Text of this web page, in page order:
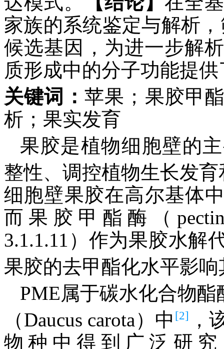
家族的系统鉴定与解析
候选基因，为进一步解
质形成中的分子功能提
关键词： 苹果；果胶甲
析；果实发育
果胶是植物细胞壁的
整性、调控植物生长发
细胞壁果胶在高尔基体
而果胶甲酯酶（pectin
3.1.1.11）作为果胶水解
果胶的去甲酯化水平影
PME属于碳水化合物
（Daucus carota）中 [2]
，
物种中得到广泛研究